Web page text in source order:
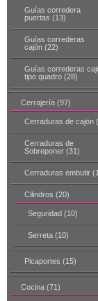
Guías corredera
puertas (13)
Guías correderas
cajón (22)
Guías correderas
tipo quadro (28)
Cerrajería (97)
Cerraduras de cajón
Cerraduras de
Sobreponer (31)
Cerraduras embutir
Cilindros (20)
Seguridad (10)
Serreta (10)
Picaportes (15)
Cocina (71)